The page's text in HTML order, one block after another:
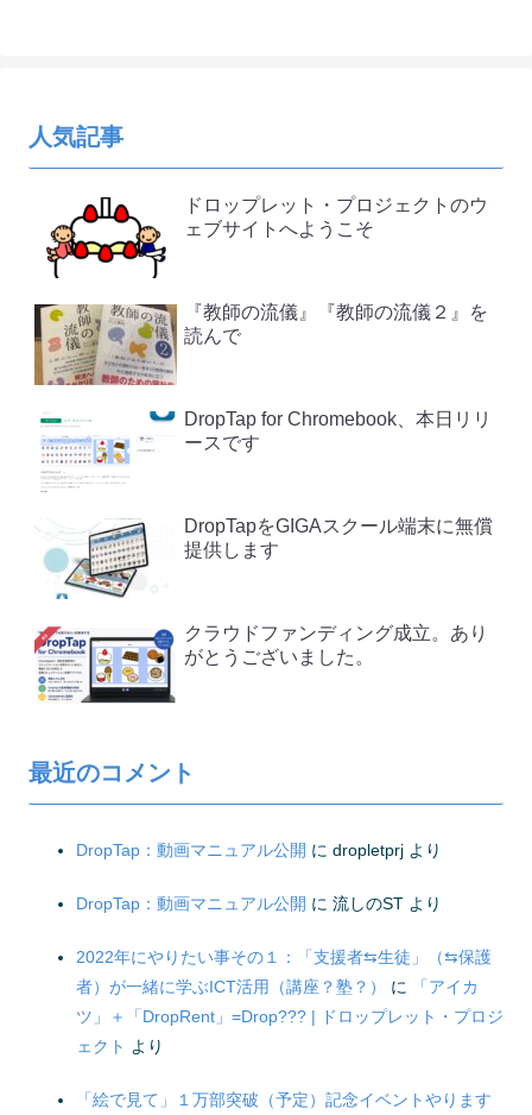
人気記事
ドロップレット・プロジェクトのウ
ェブサイトへようこそ
『教師の流儀』『教師の流儀２』を
読んで
DropTap for Chromebook、本日リリ
ースです
DropTapをGIGAスクール端末に無償
提供します
クラウドファンディング成立。あり
がとうございました。
最近のコメント
DropTap：動画マニュアル公開 に dropletprj より
DropTap：動画マニュアル公開 に 流しのST より
2022年にやりたい事その１：「支援者⇆生徒」（⇆保護
者）が一緒に学ぶICT活用（講座？塾？）
に
「アイカ
ツ」＋「DropRent」=Drop??? | ドロップレット・プロジ
ェクト より
「絵で見て」１万部突破（予定）記念イベントやります